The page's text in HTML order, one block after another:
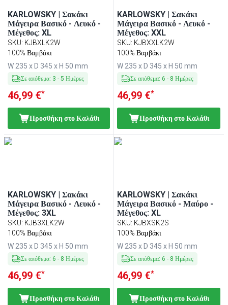
KARLOWSKY | Σακάκι
Μάγειρα Βασικό - Λευκό -
Μέγεθος: XL
SKU: KJBXLK2W
100% Βαμβάκι
W 235 x D 345 x H 50 mm
Σε απόθεμα: 3 - 5 Ημέρες
46,99 €*
Προσθήκη στο Καλάθι
KARLOWSKY | Σακάκι
Μάγειρα Βασικό - Λευκό -
Μέγεθος: XXL
SKU: KJBXXLK2W
100% Βαμβάκι
W 235 x D 345 x H 50 mm
Σε απόθεμα: 6 - 8 Ημέρες
46,99 €*
Προσθήκη στο Καλάθι
KARLOWSKY | Σακάκι
Μάγειρα Βασικό - Λευκό -
Μέγεθος: 3XL
SKU: KJB3XLK2W
100% Βαμβάκι
W 235 x D 345 x H 50 mm
Σε απόθεμα: 6 - 8 Ημέρες
46,99 €*
Προσθήκη στο Καλάθι
KARLOWSKY | Σακάκι
Μάγειρα Βασικό - Μαύρο -
Μέγεθος: XL
SKU: KJBXSK2S
100% Βαμβάκι
W 235 x D 345 x H 50 mm
Σε απόθεμα: 6 - 8 Ημέρες
46,99 €*
Προσθήκη στο Καλάθι